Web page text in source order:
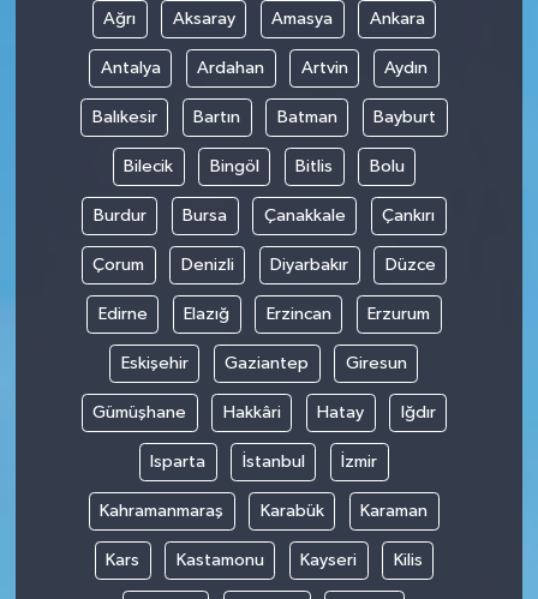
Ağrı Aksaray Amasya Ankara
Antalya Ardahan Artvin Aydın
Balıkesir Bartın Batman Bayburt
Bilecik Bingöl Bitlis Bolu
Burdur Bursa Çanakkale Çankırı
Çorum Denizli Diyarbakır Düzce
Edirne Elazığ Erzincan Erzurum
Eskişehir Gaziantep Giresun
Gümüşhane Hakkâri Hatay Iğdır
Isparta İstanbul İzmir
Kahramanmaraş Karabük Karaman
Kars Kastamonu Kayseri Kilis